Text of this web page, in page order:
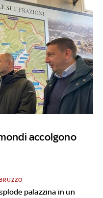
accolgono
palazzina in un